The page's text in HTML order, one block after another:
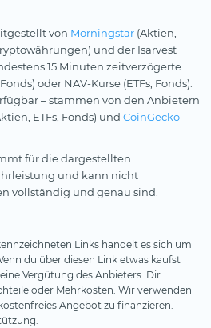
von Morningstar (Aktien,
und der Isarvest
15 Minuten zeitverzögerte
oder NAV-Kurse (ETFs, Fonds).
– stammen von den Anbietern
ETFs, Fonds) und CoinGecko
für die dargestellten
und kann nicht
vollständig und genau sind.
Links handelt es sich um
du über diesen Link etwas kaufst
Vergütung des Anbieters. Dir
oder Mehrkosten. Wir verwenden
Angebot zu finanzieren.